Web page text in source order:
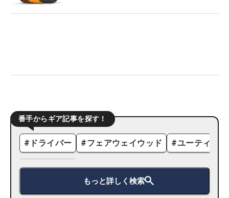
番手からギア記事を探す！
# ドライバー #フェアウェイウッド #ユーティリ
もっと詳しく検索